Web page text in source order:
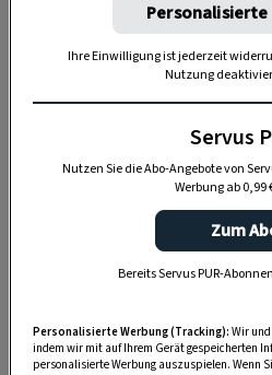
„Servus Garten“ auf
Nutzen Sie WhatsApp auf Ihrem
dem Balkon, der Terrasse oder
Personalisierte
Ihre Einwilligung ist jederzeit
Nutzung
Servus
Nutzen Sie die Abo-Angebote von
Werbung ab 0,99
Zum
Bereits Servus PUR-
Personalisierte Werbung (Tracking): Wir
indem wir mit auf Ihrem Gerät gespeicherten
personalisierte Werbung auszuspielen. Wenn